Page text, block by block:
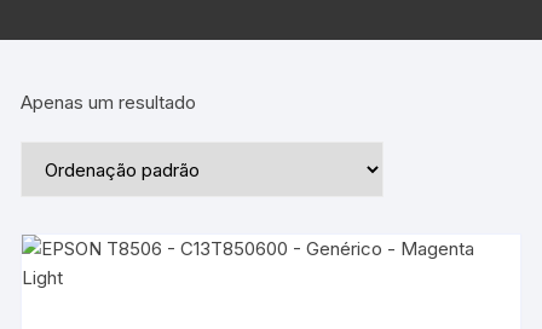
Apenas um resultado